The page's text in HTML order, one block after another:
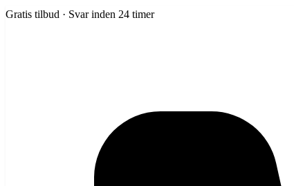
Gratis tilbud · Svar inden 24 timer